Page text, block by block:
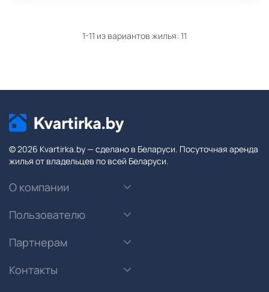
1-11 из вариантов жилья: 11
© 2026 Kvartirka.by — сделано в Беларуси. Посуточная аренда
жилья от владельцев по всей Беларуси.
О компании
Пользователю
Партнерам
Контакты